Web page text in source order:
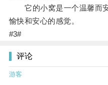
它的小窝是一个温馨而安
愉快和安心的感觉。
#3#
评论
游客